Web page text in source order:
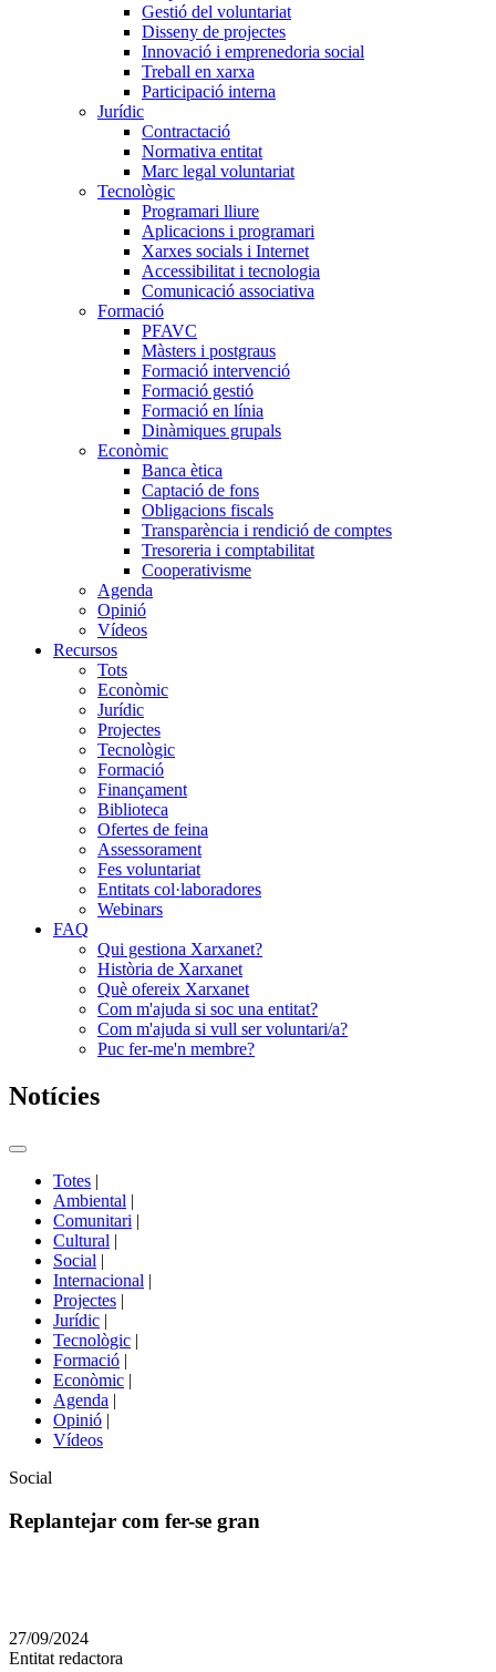
Gestió del voluntariat
Disseny de projectes
Innovació i emprenedoria social
Treball en xarxa
Participació interna
Jurídic
Contractació
Normativa entitat
Marc legal voluntariat
Tecnològic
Programari lliure
Aplicacions i programari
Xarxes socials i Internet
Accessibilitat i tecnologia
Comunicació associativa
Formació
PFAVC
Màsters i postgraus
Formació intervenció
Formació gestió
Formació en línia
Dinàmiques grupals
Econòmic
Banca ètica
Captació de fons
Obligacions fiscals
Transparència i rendició de comptes
Tresoreria i comptabilitat
Cooperativisme
Agenda
Opinió
Vídeos
Recursos
Tots
Econòmic
Jurídic
Projectes
Tecnològic
Formació
Finançament
Biblioteca
Ofertes de feina
Assessorament
Fes voluntariat
Entitats col·laboradores
Webinars
FAQ
Qui gestiona Xarxanet?
Història de Xarxanet
Què ofereix Xarxanet
Com m'ajuda si soc una entitat?
Com m'ajuda si vull ser voluntari/a?
Puc fer-me'n membre?
Notícies
Commutador
portals
Totes |
Ambiental |
Comunitari |
Cultural |
Social |
Internacional |
Projectes |
Jurídic |
Tecnològic |
Formació |
Econòmic |
Agenda |
Opinió |
Vídeos
Àmbit
la
notícia
Social
Replantejar com fer-se gran
en
altres
27/09/2024
Entitat redactora